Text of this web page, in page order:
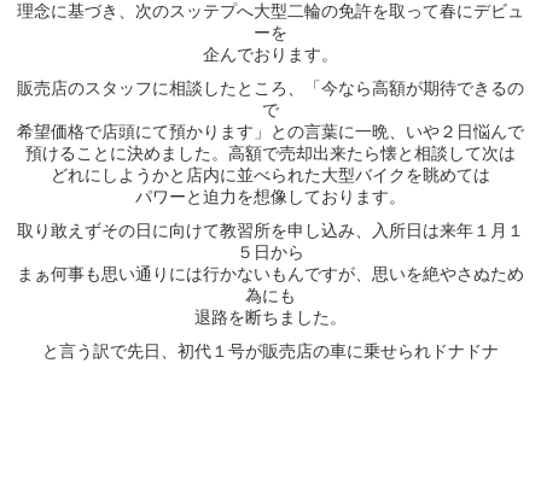
理念に基づき、次のスッテプへ大型二輪の免許を取って春にデビュ
ーを
企んでおります。
販売店のスタッフに相談したところ、「今なら高額が期待できるの
で
希望価格で店頭にて預かります」との言葉に一晩、いや２日悩んで
預けることに決めました。高額で売却出来たら懐と相談して次は
どれにしようかと店内に並べられた大型バイクを眺めては
パワーと迫力を想像しております。
取り敢えずその日に向けて教習所を申し込み、入所日は来年１月１
５日から
まぁ何事も思い通りには行かないもんですが、思いを絶やさぬため
為にも
退路を断ちました。
と言う訳で先日、初代１号が販売店の車に乗せられドナドナ